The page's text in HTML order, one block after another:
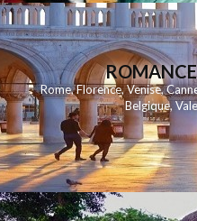
Rome,Florence,Venise,
Belgique,